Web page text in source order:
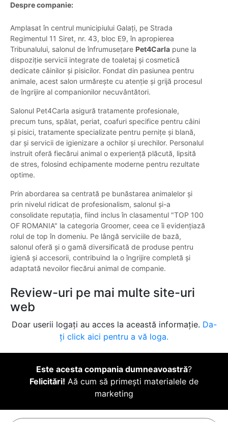
Despre companie:
Amplasat în centrul municipiului Galați, pe Strada
Regimentul 11 Siret, nr. 43, bloc E9, în apropierea
Tribunalului, salonul de înfrumusețare Pet4Carla pune la
dispoziție servicii integrate de toaletaj și cosmetică
dedicate câinilor și pisicilor. Fondat din pasiunea pentru
animale, acest salon urmărește cu atenție și grijă procesul
de îngrijire al companionilor necuvântători.
Salonul Pet4Carla asigură tratamente profesionale,
precum tuns, spălat, periat, coafuri specifice pentru câini
și pisici, tratamente specializate pentru pernițe și blană,
dar și servicii de igienizare a ochilor și urechilor. Personalul
instruit oferă fiecărui animal o experiență plăcută, lipsită
de stres, folosind echipamente moderne pentru rezultate
optime.
Prin abordarea sa centrată pe bunăstarea animalelor și
prin nivelul ridicat de profesionalism, salonul și-a
consolidate reputația, fiind inclus în clasamentul "TOP 100
OF ROMANIA" la categoria Groomer, ceea ce îi evidențiază
rolul de top în domeniu. Pe lângă serviciile de bază,
salonul oferă și o gamă diversificată de produse pentru
igienă și accesorii, contribuind la o îngrijire completă și
adaptată nevoilor fiecărui animal de companie.
Review-uri pe mai multe site-uri
web
Doar userii logați au acces la această informație. Da-
ți click aici pentru a vă loga.
Este acesta compania dumneavoastră?
Felicitări! Aă cum să primești materialele de
marketing